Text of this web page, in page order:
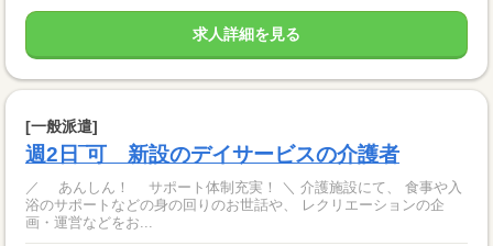
求人詳細を見る
[一般派遣]
週2日‾可 新設のデイサービスの介護者
／ あんしん！ サポート体制充実！ ＼ 介護施設にて、 食事や入
浴のサポートなどの身の回りのお世話や、 レクリエーションの企
画・運営などをお...